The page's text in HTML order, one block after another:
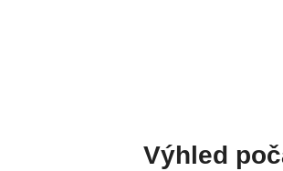
Výhled